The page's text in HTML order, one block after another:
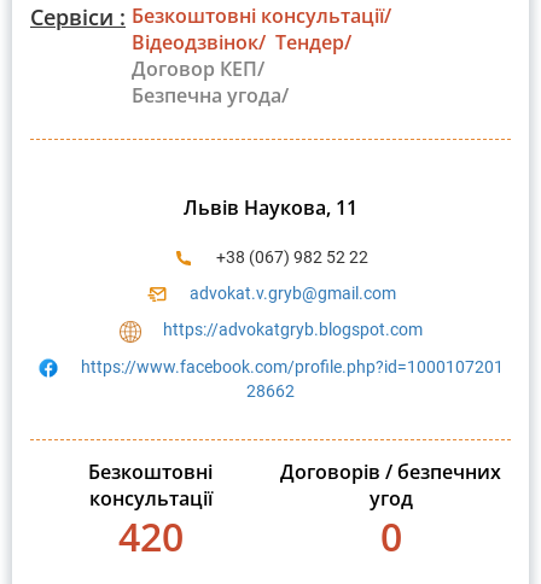
Сервіси : Безкоштовні консультації/
Відеодзвінок/ Тендер/
Договор КЕП/
Безпечна угода/
Львів Наукова, 11
+38 (067) 982 52 22
advokat.v.gryb@gmail.com
https://advokatgryb.blogspot.com
https://www.facebook.com/profile.php?id=1000107201
28662
Безкоштовні
консультації
420
Договорів / безпечних
угод
0